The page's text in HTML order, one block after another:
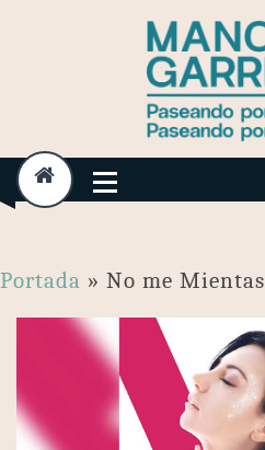
Portada » No me Mientas